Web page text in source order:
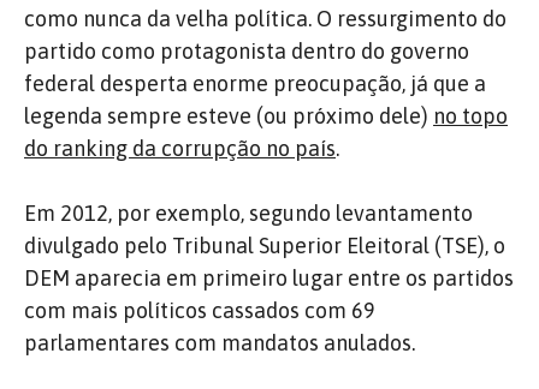
como nunca da velha política. O ressurgimento do
partido como protagonista dentro do governo
federal desperta enorme preocupação, já que a
legenda sempre esteve (ou próximo dele) no topo
do ranking da corrupção no país.
Em 2012, por exemplo, segundo levantamento
divulgado pelo Tribunal Superior Eleitoral (TSE), o
DEM aparecia em primeiro lugar entre os partidos
com mais políticos cassados com 69
parlamentares com mandatos anulados.